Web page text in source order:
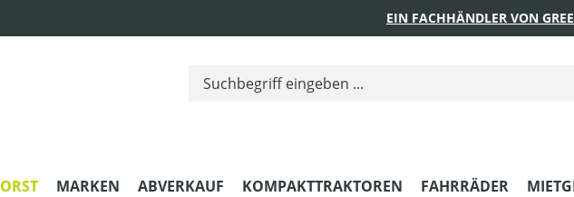
EIN FACHHÄNDLER VON
MARKEN ABVERKAUF KOMPAKTTRAKTOREN FAHRRÄDER